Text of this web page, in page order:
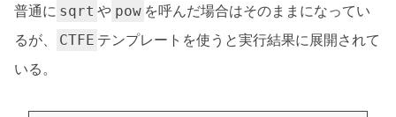
普通に sqrt や pow を呼んだ場合はそのままになってい
るが、
CTFE テンプレートを使うと実行結果に展開されて
いる。